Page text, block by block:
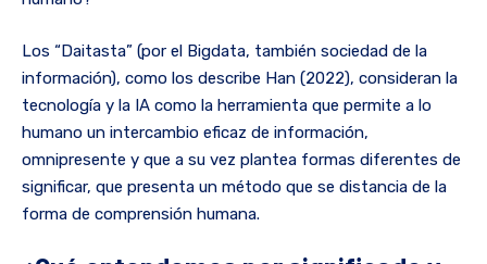
Los “Daitasta” (por el Bigdata, también sociedad de la
información), como los describe Han (2022), consideran la
tecnología y la IA como la herramienta que permite a lo
humano un intercambio eficaz de información,
omnipresente y que a su vez plantea formas diferentes de
significar, que presenta un método que se distancia de la
forma de comprensión humana.